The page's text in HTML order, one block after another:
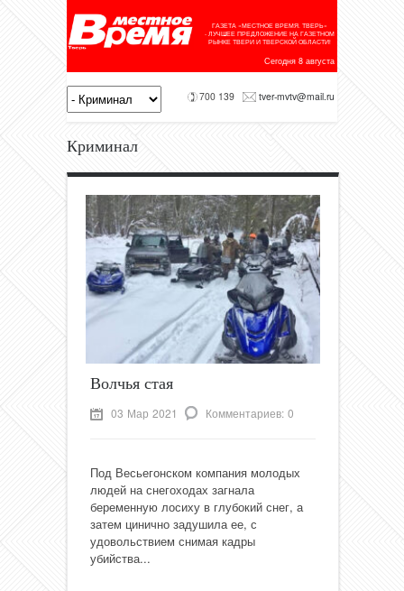
ГАЗЕТА «МЕСТНОЕ ВРЕМЯ. ТВЕРЬ»
- ЛУЧШЕЕ ПРЕДЛОЖЕНИЕ НА ГАЗЕТНОМ
РЫНКЕ ТВЕРИ И ТВЕРСКОЙ ОБЛАСТИ!
Сегодня 8 августа
700 139 tver-mvtv@mail.ru
Криминал
Волчья стая
03 Мар 2021 Комментариев: 0
Под Весьегонском компания молодых
людей на снегоходах загнала
беременную лосиху в глубокий снег, а
затем цинично задушила ее, с
удовольствием снимая кадры
убийства...